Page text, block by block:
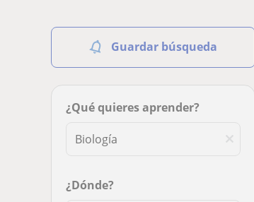
Guardar búsqueda
¿Qué quieres aprender?
¿Dónde?